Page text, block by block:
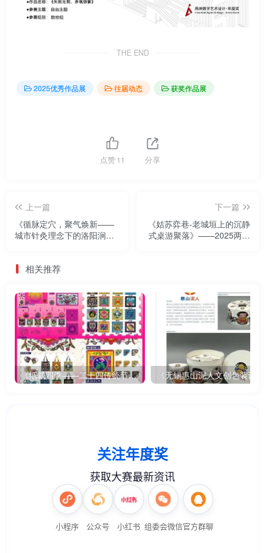
THE END
2025优秀作品展 往届动态 获奖作品展
点赞11 分享
上一篇
《循脉定穴，聚气焕新——
城市针灸理念下的洛阳涧西
秀作品展
下一篇
《姑苏弈巷-老城垣上的沉静
式桌游聚落》——2025两岸
相关推荐
《纸裁四季——二十四传统节气文创设计》 《无锡惠山泥人文创包装设